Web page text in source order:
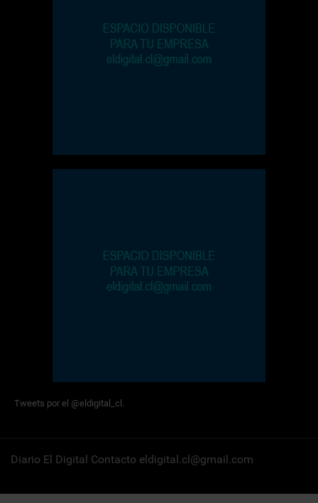
Tweets por el @eldigital_cl.
Diario El Digital Contacto eldigital.cl@gmail.com